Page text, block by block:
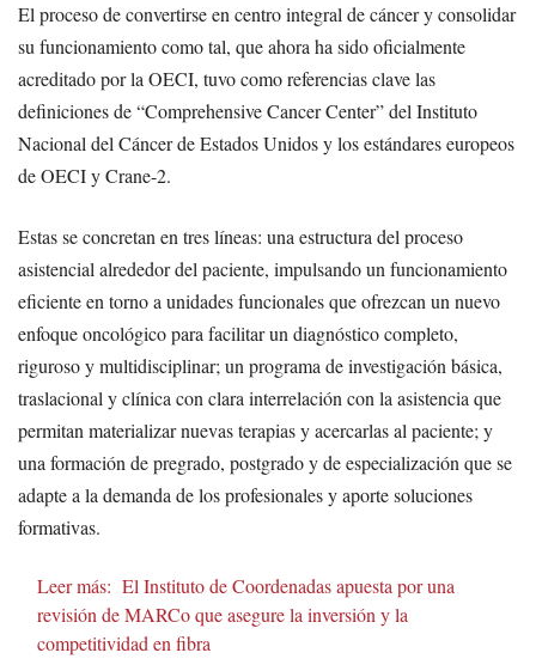
El proceso de convertirse en centro integral de cáncer y consolidar
su funcionamiento como tal, que ahora ha sido oficialmente
acreditado por la OECI, tuvo como referencias clave las
definiciones de “Comprehensive Cancer Center” del Instituto
Nacional del Cáncer de Estados Unidos y los estándares europeos
de OECI y Crane-2.
Estas se concretan en tres líneas: una estructura del proceso
asistencial alrededor del paciente, impulsando un funcionamiento
eficiente en torno a unidades funcionales que ofrezcan un nuevo
enfoque oncológico para facilitar un diagnóstico completo,
riguroso y multidisciplinar; un programa de investigación básica,
traslacional y clínica con clara interrelación con la asistencia que
permitan materializar nuevas terapias y acercarlas al paciente; y
una formación de pregrado, postgrado y de especialización que se
adapte a la demanda de los profesionales y aporte soluciones
formativas.
Leer más: El Instituto de Coordenadas apuesta por una
revisión de MARCo que asegure la inversión y la
competitividad en fibra